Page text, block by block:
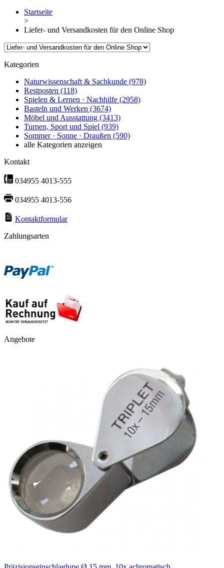
Startseite
>
Liefer- und Versandkosten für den Online Shop
Kategorien
Naturwissenschaft & Sachkunde (978)
Restposten (118)
Spielen & Lernen · Nachhilfe (2958)
Basteln und Werken (3674)
Möbel und Ausstattung (3413)
Turnen, Sport und Spiel (939)
Sommer · Sonne · Draußen (590)
alle Kategorien anzeigen
Kontakt
034955 4013-555
034955 4013-556
Kontaktformular
Zahlungsarten
Angebote